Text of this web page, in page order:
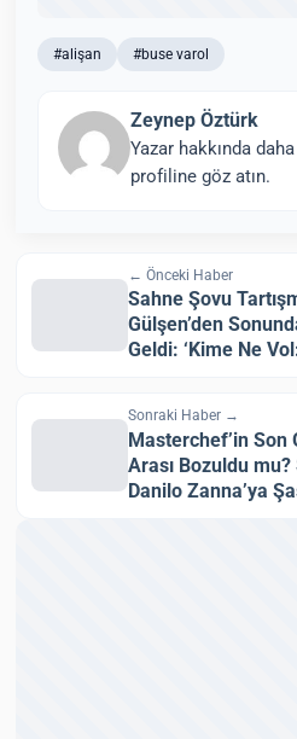
#alişan #buse varol
Zeynep Öztürk
Yazar hakkında
profiline göz atın.
← Önceki Haber
Sahne Şovu
Gülşen’den
Geldi: ‘Kime Ne
Sonraki Haber →
Masterchef’in
Arası Bozuldu
Danilo Zanna’ya